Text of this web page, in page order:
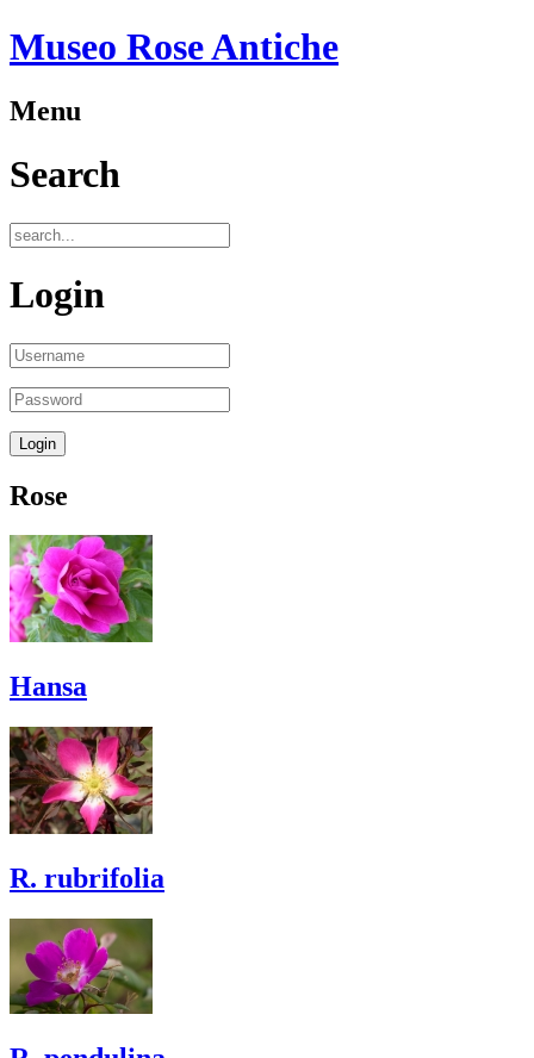
Museo Rose Antiche
Menu
Search
Login
Rose
Hansa
R. rubrifolia